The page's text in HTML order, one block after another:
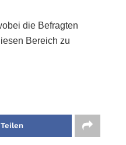
die Befragten
Bereich zu
Teilen